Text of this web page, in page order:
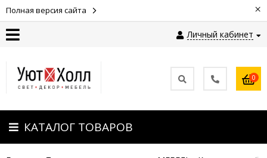
Полная версия сайта ×
Личный кабинет
Оплата
Доставка
0
КАТАЛОГ ТОВАРОВ